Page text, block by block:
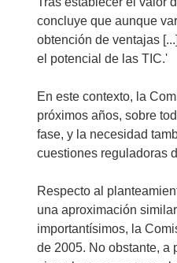
concluye que aunque
obtención de ventajas
el potencial de las TIC.'
En este contexto, la
próximos años, sobre
fase, y la necesidad
cuestiones reguladoras
Respecto al
una aproximación
importantísimos, la
de 2005. No obstante, a